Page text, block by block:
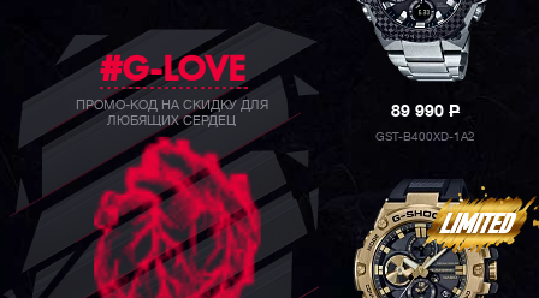
#G-LOVE
ПРОМО-КОД НА СКИДКУ ДЛЯ
ЛЮБЯЩИХ СЕРДЕЦ
89 990P
GST-B400XD-1A2